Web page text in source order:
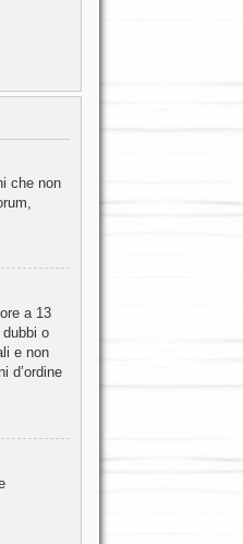
che non
a 13
o
e non
d’ordine